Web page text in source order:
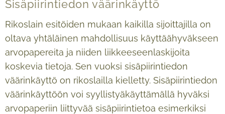
Sisäpiirintiedon väärinkäyttö
Rikoslain esitöiden mukaan kaikilla sijoittajilla on
oltava yhtäläinen mahdollisuus käyttäähyväkseen
arvopapereita ja niiden liikkeeseenlaskijoita
koskevia tietoja. Sen vuoksi sisäpiirintiedon
väärinkäyttö on rikoslailla kielletty. Sisäpiirintiedon
väärinkäyttöön voi syyllistyäkäyttämällä hyväksi
arvopaperiin liittyvää sisäpiirintietoa esimerkiksi